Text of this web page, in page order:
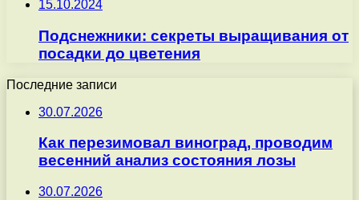
15.10.2024
Подснежники: секреты выращивания от
посадки до цветения
Последние записи
30.07.2026
Как перезимовал виноград, проводим
весенний анализ состояния лозы
30.07.2026